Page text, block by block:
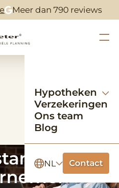
Meer dan 790 reviews
Hypotheken
Verzekeringen
Ons team
Blog
NL Contact